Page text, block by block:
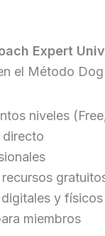
Expert
el Método
niveles
directo
y
miembros